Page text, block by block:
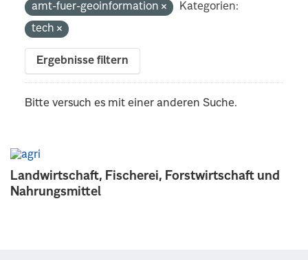
Landwirtschaft, Fischerei, Forstwirtschaft und
Nahrungsmittel
amt-fuer-geoinformation
Kategorien:
tech
Ergebnisse filtern
Bitte versuch es mit einer anderen Suche.